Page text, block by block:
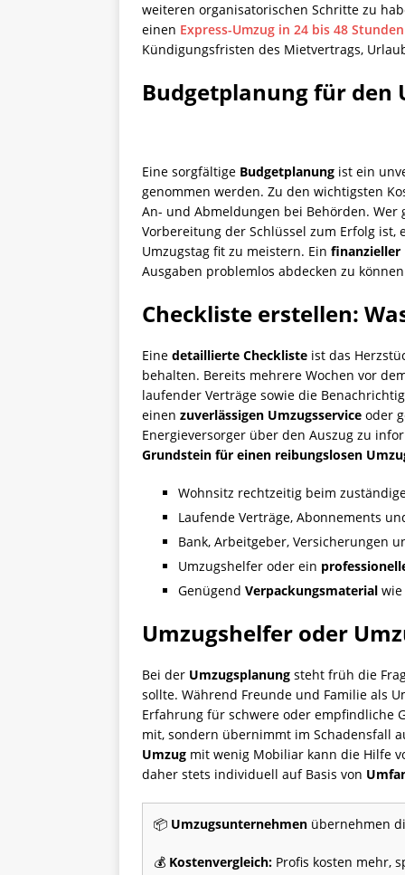
weiteren organisatorischen Schritte zu
einen Express-Umzug in 24 bis 48
Kündigungsfristen des Mietvertrags,
Budgetplanung für den
Eine sorgfältige Budgetplanung ist ein
genommen werden. Zu den wichtigsten
An- und Abmeldungen bei Behörden.
Vorbereitung der Schlüssel zum Erfolg
Umzugstag fit zu meistern. Ein finanzieller
Ausgaben problemlos abdecken zu
Checkliste erstellen:
Eine detaillierte Checkliste ist das
behalten. Bereits mehrere Wochen vor
laufender Verträge sowie die
einen zuverlässigen Umzugsservice oder
Energieversorger über den Auszug zu
Grundstein für einen reibungslosen
Wohnsitz rechtzeitig beim
Laufende Verträge, Abonnements
Bank, Arbeitgeber, Versicherungen
Umzugshelfer oder ein
Genügend Verpackungsmaterial
Umzugshelfer oder
Bei der Umzugsplanung steht früh die
sollte. Während Freunde und Familie als
Erfahrung für schwere oder empfindliche
mit, sondern übernimmt im Schadensfall
Umzug mit wenig Mobiliar kann die Hilfe
daher stets individuell auf Basis von
📦 Umzugsunternehmen übernehmen
💰 Kostenvergleich: Profis kosten mehr,